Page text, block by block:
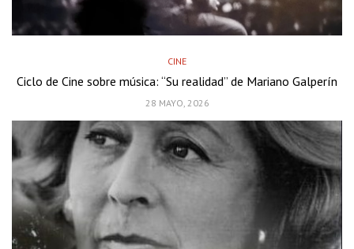
CINE
Ciclo de Cine sobre música: “Su realidad” de Mariano Galperín
28 MAYO, 2026